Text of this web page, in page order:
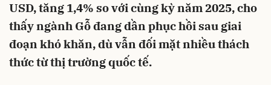
USD, tăng 1,4% so với cùng kỳ năm 2025, cho
thấy ngành Gỗ đang dần phục hồi sau giai
đoạn khó khăn, dù vẫn đối mặt nhiều thách
thức từ thị trường quốc tế.